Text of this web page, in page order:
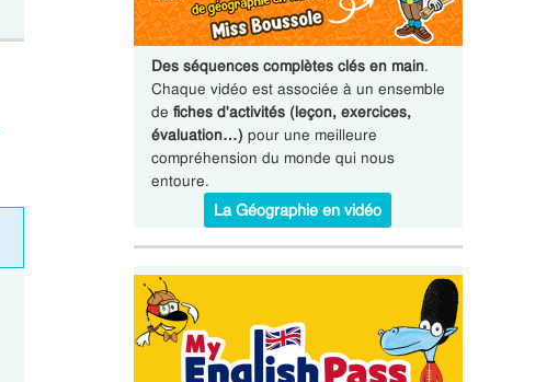
Des séquences complètes clés en main.
Chaque vidéo est associée à un ensemble
de fiches d'activités (leçon, exercices,
évaluation…) pour une meilleure
compréhension du monde qui nous
entoure.
La Géographie en vidéo